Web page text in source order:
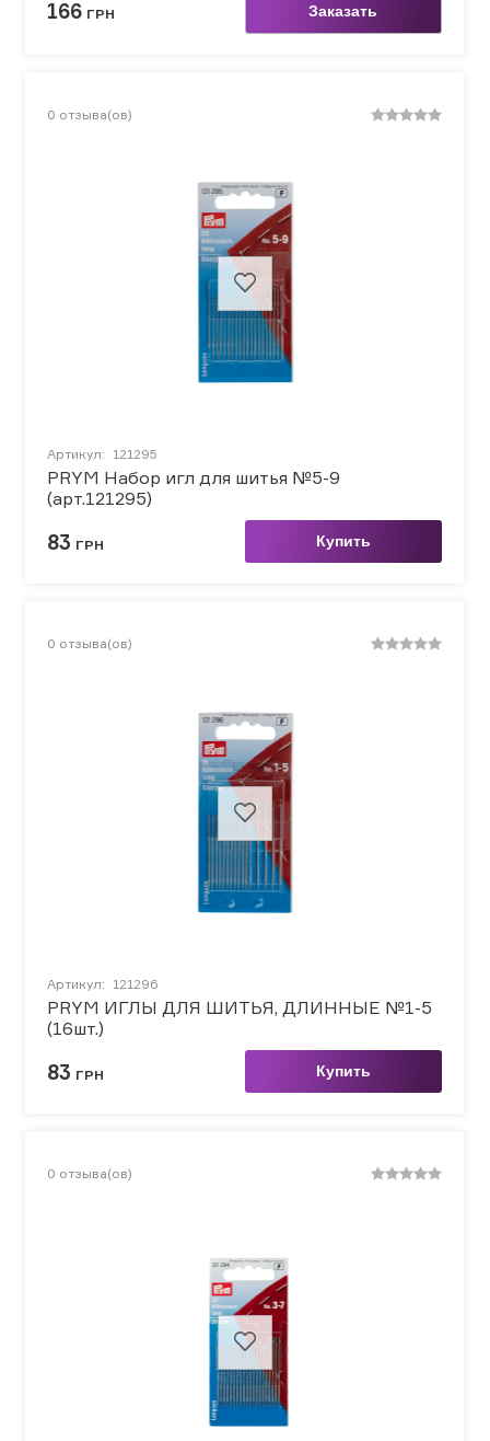
166 ГРН Заказать
0 отзыва(ов)
Артикул: 121295
PRYM Набор игл для шитья №5-9
(арт.121295)
83 ГРН Купить
0 отзыва(ов)
Артикул: 121296
PRYM ИГЛЫ ДЛЯ ШИТЬЯ, ДЛИННЫЕ №1-5
(16шт.)
83 ГРН Купить
0 отзыва(ов)